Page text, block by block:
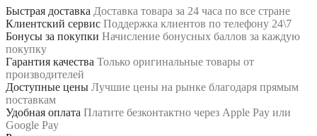
Быстрая доставка Доставка товара за 24 часа по все стране
Клиентский сервис Поддержка клиентов по телефону 24\7
Бонусы за покупки Начисление бонусных баллов за каждую
покупку
Гарантия качества Только оригинальные товары от
производителей
Доступные цены Лучшие цены на рынке благодаря прямым
поставкам
Удобная оплата Платите безконтактно через Apple Pay или
Google Pay